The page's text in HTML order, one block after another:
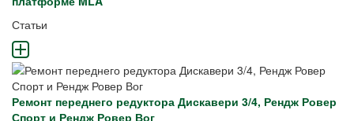
Статьи
Ремонт переднего редуктора Дискавери 3/4, Рендж Ровер
Спорт и Рендж Ровер Вог